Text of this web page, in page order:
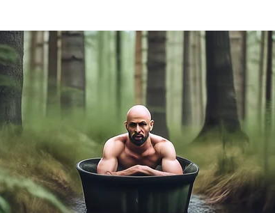
पर हर्षोल्लास से मना मां गंगा का
latest
SDM संगीता राघव सर
वाला करता रहा...